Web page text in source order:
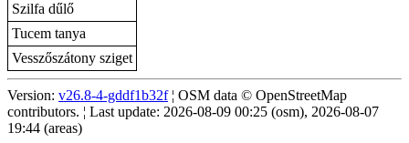
Szilfa dűlő
Tucem tanya
Vesszőszátony sziget
Version: v26.8-4-gddf1b32f¦ OSM data © OpenStreetMap
contributors. ¦ Last update: 2026-08-09 00:25 (osm), 2026-08-07
19:44 (areas)